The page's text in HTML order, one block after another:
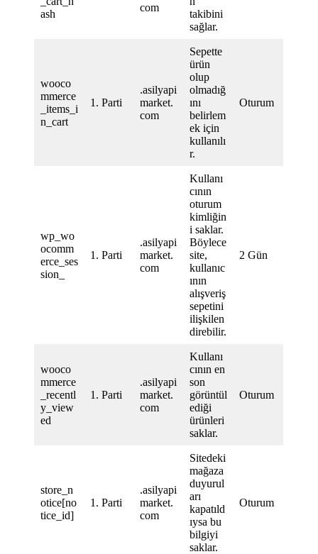
ash
com
takibini
sağlar.
wooco
mmerce
_items_i
n_cart
1. Parti
.asilyapi
market.
com
Sepette
ürün
olup
olmadığ
ını
belirlem
ek için
kullanılı
r.
Oturum
wp_wo
ocomm
erce_ses
sion_
1. Parti
.asilyapi
market.
com
Kullanı
cının
oturum
kimliğin
i saklar.
Böylece
site,
kullanıc
ının
alışveriş
sepetini
ilişkilen
direbilir.
2 Gün
wooco
mmerce
_recentl
y_view
ed
1. Parti
.asilyapi
market.
com
Kullanı
cının en
son
görüntül
ediği
ürünleri
saklar.
Oturum
store_n
otice[no
tice_id]
1. Parti
.asilyapi
market.
com
Sitedeki
mağaza
duyurul
arı
kapatıld
ıysa bu
bilgiyi
saklar.
Oturum